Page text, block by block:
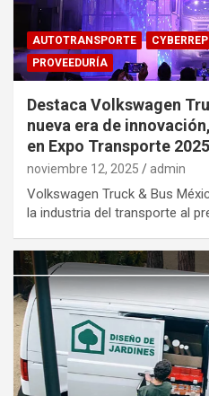
AUTOTRANSPORTE
PROVEEDURÍA
Destaca Volkswagen
nueva era de
en Expo Transporte 2025
noviembre 12, 2025 admin
Volkswagen Truck & Bus
la industria del transporte al